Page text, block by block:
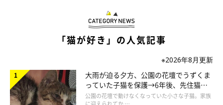
＠midorinotanbo
「コレもふみふみしていいのかニャ？」
「猫が好き」の人気記事
※2026年8月更新
大雨が迫る夕方、公園の花壇でうずくま
っていた子猫を保護→6年後、先住猫
と“姉妹”のような関係に
公園の花壇で動けなくなっていた小さな子猫。家族